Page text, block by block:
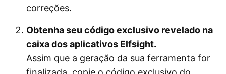
correções.
Obtenha seu código exclusivo revelado na
caixa dos aplicativos Elfsight.
Assim que a geração da sua ferramenta for